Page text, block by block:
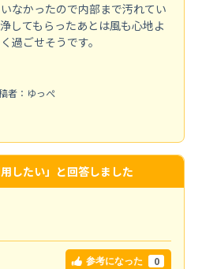
なかったので内部まで汚れてい
してもらったあとは風も心地よ
過ごせそうです。
者：ゆっぺ
したい」と回答しました
参考になった 0